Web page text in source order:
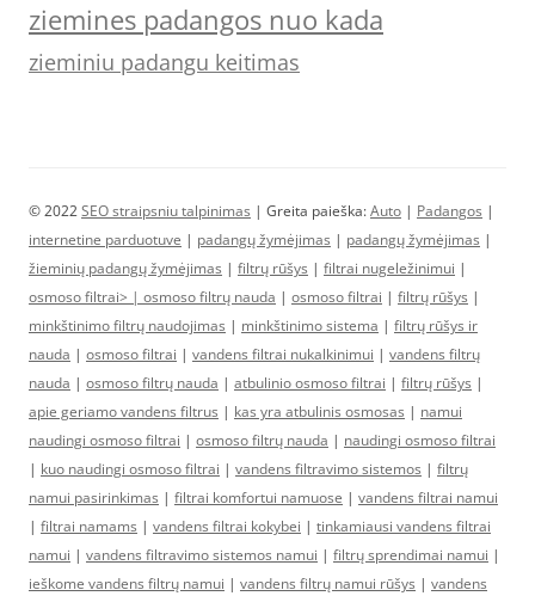
ziemines padangos nuo kada
zieminiu padangu keitimas
© 2022SEO straipsniu talpinimas | Greita paieška:Auto | Padangos |
internetine parduotuve | padangų žymėjimas | padangų žymėjimas |
žieminių padangų žymėjimas | filtrų rūšys | filtrai nugeležinimui |
osmoso filtrai> | osmoso filtrų nauda | osmoso filtrai | filtrų rūšys |
minkštinimo filtrų naudojimas | minkštinimo sistema | filtrų rūšys ir
nauda | osmoso filtrai | vandens filtrai nukalkinimui | vandens filtrų
nauda | osmoso filtrų nauda | atbulinio osmoso filtrai | filtrų rūšys |
apie geriamo vandens filtrus | kas yra atbulinis osmosas | namui
naudingi osmoso filtrai | osmoso filtrų nauda | naudingi osmoso filtrai
| kuo naudingi osmoso filtrai | vandens filtravimo sistemos | filtrų
namui pasirinkimas | filtrai komfortui namuose | vandens filtrai namui
| filtrai namams | vandens filtrai kokybei | tinkamiausi vandens filtrai
namui | vandens filtravimo sistemos namui | filtrų sprendimai namui |
ieškome vandens filtrų namui | vandens filtrų namui rūšys | vandens